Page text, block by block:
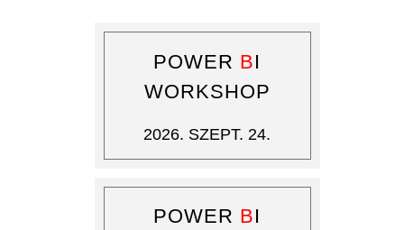
POWER BI
WORKSHOP
2026. SZEPT. 24.
POWER BI